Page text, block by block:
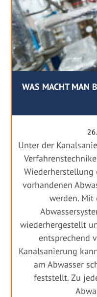
WAS MACHT MAN
Unter der
Wiederherstellung
vorhandenen
werden. Mit
wiederhergestellt
entsprechend
Kanalsanierung
am Abwasser
feststellt. Zu